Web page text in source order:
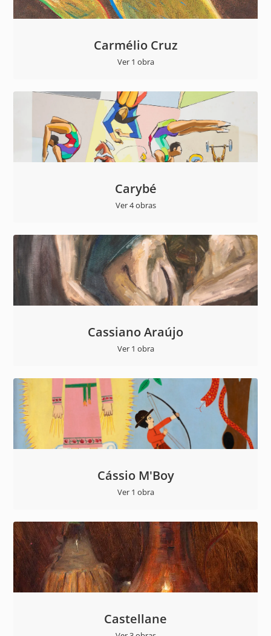
Carmélio Cruz
Ver 1 obra
Carybé
Ver 4 obras
Cassiano Araújo
Ver 1 obra
Cássio M'Boy
Ver 1 obra
Castellane